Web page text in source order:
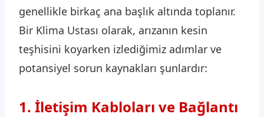
genellikle birkaç ana başlık altında toplanır.
Bir Klima Ustası olarak, arızanın kesin
teşhisini koyarken izlediğimiz adımlar ve
potansiyel sorun kaynakları şunlardır:
1. İletişim Kabloları ve Bağlantı